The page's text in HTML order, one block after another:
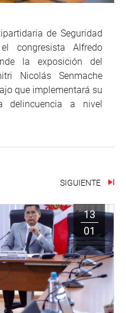
de Seguridad
congresista Alfredo
la exposición del
Nicolás Senmache
que implementará su
delincuencia a nivel
SIGUIENTE
13
01